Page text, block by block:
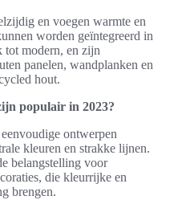
en voegen warmte en
worden geïntegreerd in
tot modern, en zijn
panelen, wandplanken en
hout.
populair in 2023?
ontwerpen
kleuren en strakke lijnen.
belangstelling voor
die kleurrijke en
brengen.